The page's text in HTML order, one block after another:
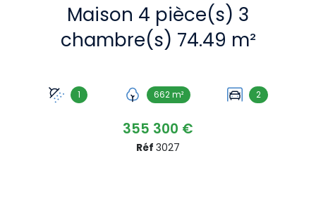
Maison 4 pièce(s) 3
chambre(s) 74.49 m²
1 662 m² 2
355 300 €
Réf 3027